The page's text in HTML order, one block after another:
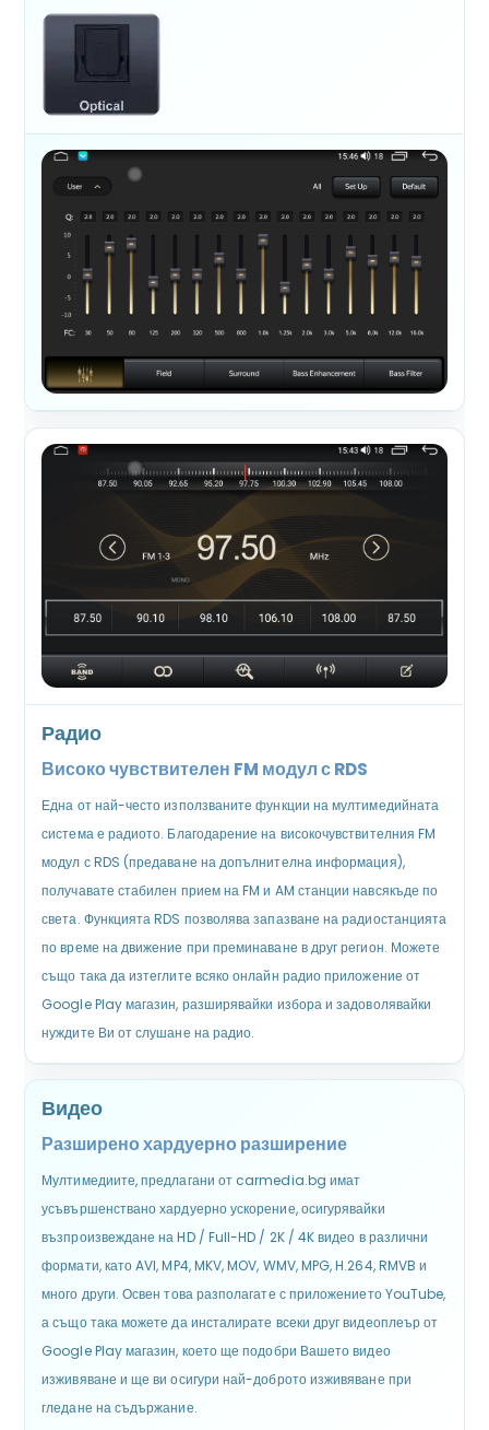
Радио
Високо чувствителен FM модул с RDS
Една от най-често използваните функции на мултимедийната
система е радиото. Благодарение на високочувствителния FM
модул с RDS (предаване на допълнителна информация),
получавате стабилен прием на FM и AM станции навсякъде по
света. Функцията RDS позволява запазване на радиостанцията
по време на движение при преминаване в друг регион. Можете
също така да изтеглите всяко онлайн радио приложение от
Google Play магазин, разширявайки избора и задоволявайки
нуждите Ви от слушане на радио.
Видео
Разширено хардуерно разширение
Мултимедиите, предлагани от carmedia.bg имат
усъвършенствано хардуерно ускорение, осигурявайки
възпроизвеждане на HD / Full-HD / 2K / 4K видео в различни
формати, като AVI, MP4, MKV, MOV, WMV, MPG, H.264, RMVB и
много други. Освен това разполагате с приложението YouTube,
а също така можете да инсталирате всеки друг видеоплеър от
Google Play магазин, което ще подобри Вашето видео
изживяване и ще ви осигури най-доброто изживяване при
гледане на съдържание.